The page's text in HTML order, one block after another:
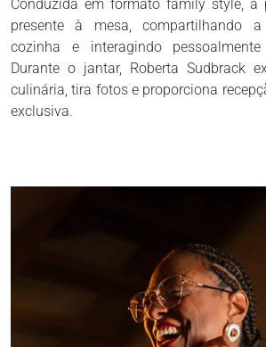
Conduzida em formato family style, a
presente à mesa, compartilhando
cozinha e interagindo
Durante o jantar, Roberta Sudbrack
culinária, tira fotos e proporciona
exclusiva.